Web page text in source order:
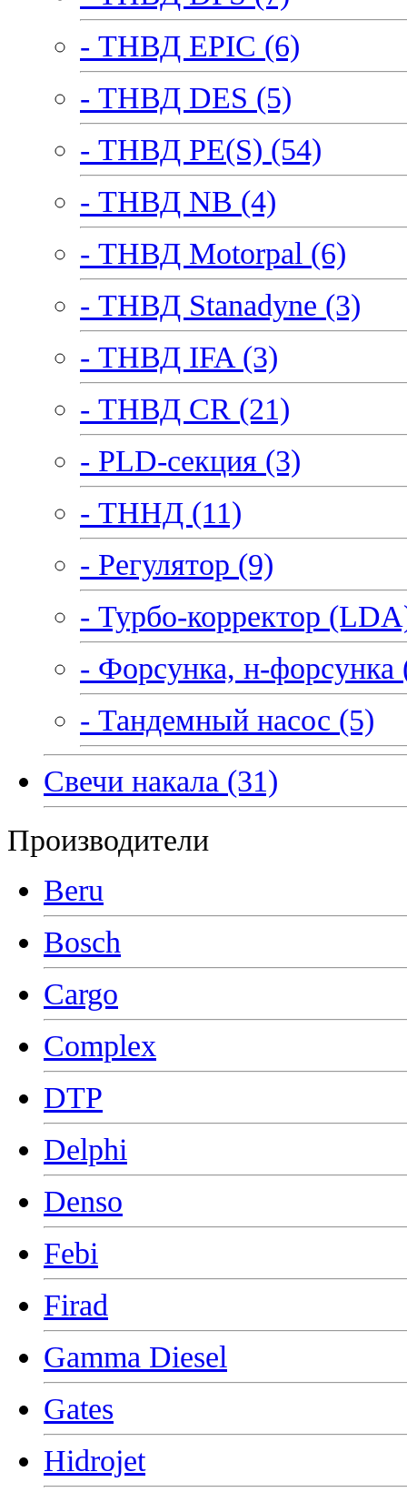
- ТНВД EPIC (6)
- ТНВД DES (5)
- ТНВД PE(S) (54)
- ТНВД NB (4)
- ТНВД Motorpal (6)
- ТНВД Stanadyne (3)
- ТНВД IFA (3)
- ТНВД CR (21)
- PLD-секция (3)
- ТННД (11)
- Регулятор (9)
- Турбо-корректор
- Форсунка, н-форсунка
- Тандемный насос (5)
Свечи накала (31)
Производители
Beru
Bosch
Cargo
Complex
DTP
Delphi
Denso
Febi
Firad
Gamma Diesel
Gates
Hidrojet